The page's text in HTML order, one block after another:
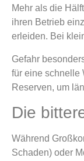
Mehr als die
ihren Betrieb
erleiden. Bei
Gefahr
für eine schnelle
Reserven, um
Die
Während
Schaden) oder